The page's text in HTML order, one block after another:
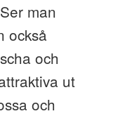
man
också
och
ut
och